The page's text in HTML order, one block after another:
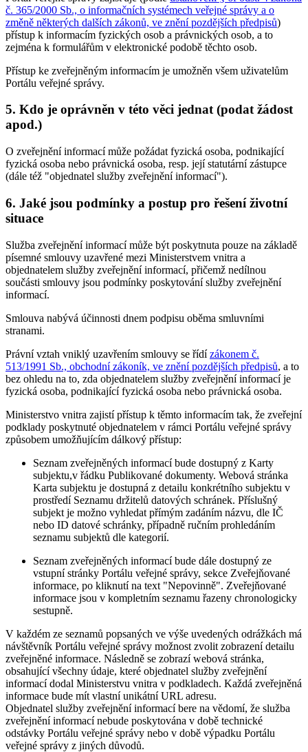
č. 365/2000 Sb., o informačních systémech veřejné správy a o
změně některých dalších zákonů, ve znění pozdějších předpisů)
přístup k informacím fyzických osob a právnických osob, a to
zejména k formulářům v elektronické podobě těchto osob.
Přístup ke zveřejněným informacím je umožněn všem uživatelům
Portálu veřejné správy.
5. Kdo je oprávněn v této věci jednat (podat žádost
apod.)
O zveřejnění informací může požádat fyzická osoba, podnikající
fyzická osoba nebo právnická osoba, resp. její statutární zástupce
(dále též "objednatel služby zveřejnění informací").
6. Jaké jsou podmínky a postup pro řešení životní
situace
Služba zveřejnění informací může být poskytnuta pouze na základě
písemné smlouvy uzavřené mezi Ministerstvem vnitra a
objednatelem služby zveřejnění informací, přičemž nedílnou
součásti smlouvy jsou podmínky poskytování služby zveřejnění
informací.
Smlouva nabývá účinnosti dnem podpisu oběma smluvními
stranami.
Právní vztah vniklý uzavřením smlouvy se řídízákonem č.
513/1991 Sb., obchodní zákoník, ve znění pozdějších předpisů, a to
bez ohledu na to, zda objednatelem služby zveřejnění informací je
fyzická osoba, podnikající fyzická osoba nebo právnická osoba.
Ministerstvo vnitra zajistí přístup k těmto informacím tak, že zveřejní
podklady poskytnuté objednatelem v rámci Portálu veřejné správy
způsobem umožňujícím dálkový přístup:
Seznam zveřejněných informací bude dostupný z Karty
subjektu,v řádku Publikované dokumenty. Webová stránka
Karta subjektu je dostupná z detailu konkrétního subjektu v
prostředí Seznamu držitelů datových schránek. Příslušný
subjekt je možno vyhledat přímým zadáním názvu, dle IČ
nebo ID datové schránky, případně ručním prohledáním
seznamu subjektů dle kategorií.
Seznam zveřejněných informací bude dále dostupný ze
vstupní stránky Portálu veřejné správy, sekce Zveřejňované
informace, po kliknutí na text "Nepovinně". Zveřejňované
informace jsou v kompletním seznamu řazeny chronologicky
sestupně.
V každém ze seznamů popsaných ve výše uvedených odrážkách má
návštěvník Portálu veřejné správy možnost zvolit zobrazení detailu
zveřejněné informace. Následně se zobrazí webová stránka,
obsahující všechny údaje, které objednatel služby zveřejnění
informací dodal Ministerstvu vnitra v podkladech. Každá zveřejněná
informace bude mít vlastní unikátní URL adresu.
Objednatel služby zveřejnění informací bere na vědomí, že služba
zveřejnění informací nebude poskytována v době technické
odstávky Portálu veřejné správy nebo v době výpadku Portálu
veřejné správy z jiných důvodů.